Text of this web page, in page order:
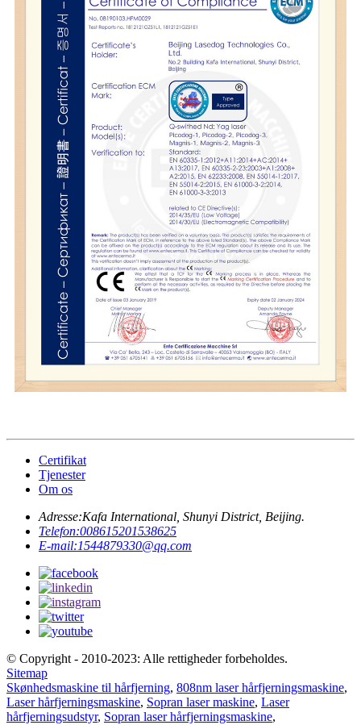
Certifikat
Tjenester
Om os
Adresse:Kafa International, Shunyi District, Beijing.
Telefon:008615201538625
E-mail:1544879330@qq.com
© Copyright - 2010-2023: Alle rettigheder forbeholdes.
Sitemap
Skønhedsmaskine til hårfjerning, 808nm laser hårfjerningsmaskine,
Laser hårfjerningsmaskine, Sopran laser maskine, Laser
hårfjerningsudstyr, Sopran laser hårfjerningsmaskine,